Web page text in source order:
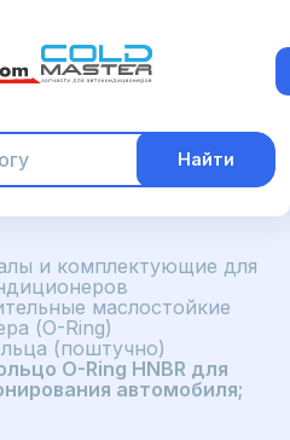
Найти
и комплектующие для
маслостойкие
(O-Ring)
(поштучно)
O-Ring HNBR для
автомобиля;